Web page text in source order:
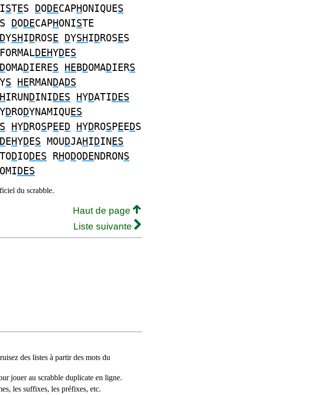
ISTES DODECAPHONIQUES
DODECAPHONISTE
DYSHIDROSE DYSHIDROSES
DEHYDES
DOMADIERES HEBDOMADIERS
YS HERMANDADS
HIRUNDINIDES HYDATIDES
YDRODYNAMIQUES
S HYDROSPEED HYDROSPEEDS
DEHYDES MOUDJAHIDINES
DIODES RHODODENDRONS
OMIDES
du scrabble.
Haut de page
Liste suivante
des listes à partir des mots du
jouer au scrabble duplicate en ligne.
les suffixes, les préfixes, etc.